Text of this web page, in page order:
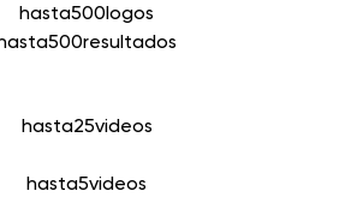
hasta500logos
500resultados
hasta25videos
hasta5videos